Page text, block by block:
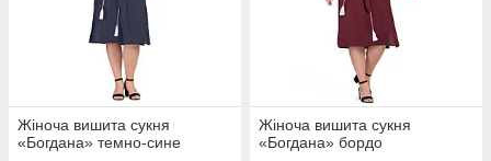
Жіноча вишита сукня
«Богдана» темно-сине
Жіноча вишита сукня
«Богдана» бордо